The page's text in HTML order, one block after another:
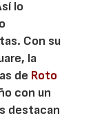
lo
Con su
la
de Roto
con un
destacan